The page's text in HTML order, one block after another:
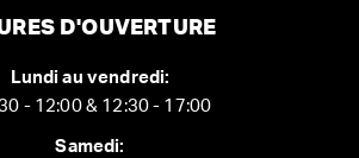
D'OUVERTURE
Lundi au vendredi:
- 12:00 & 12:30 - 17:00
Samedi: